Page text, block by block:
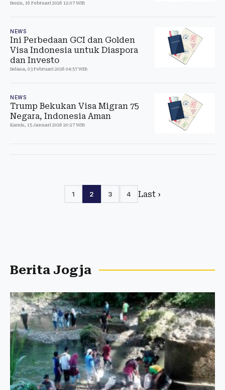
Senin, 16 Februari 2026 12:07 WIB
NEWS
Ini Perbedaan GCI dan Golden
Visa Indonesia untuk Diaspora
dan Investo
Selasa, 03 Februari 2026 04:57 WIB
NEWS
Trump Bekukan Visa Migran 75
Negara, Indonesia Aman
Kamis, 15 Januari 2026 20:27 WIB
1 2 3 4 Last ›
Berita Jogja